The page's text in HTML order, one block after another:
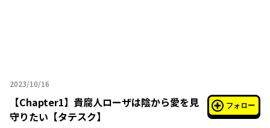
2023/10/16
2023年10月16日
【Chapter1】 貴腐人ローザは陰から愛を見
守りたい【タテスク】
フォロー